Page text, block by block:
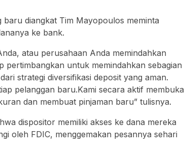
baru diangkat Tim Mayopoulos meminta
ke bank.
atau perusahaan Anda memindahkan
pertimbangkan untuk memindahkan sebagian
strategi diversifikasi deposit yang aman.
pelanggan baru.Kami secara aktif membuka
dan membuat pinjaman baru” tulisnya.
dispositor memiliki akses ke dana mereka
oleh FDIC, menggemakan pesannya sehari